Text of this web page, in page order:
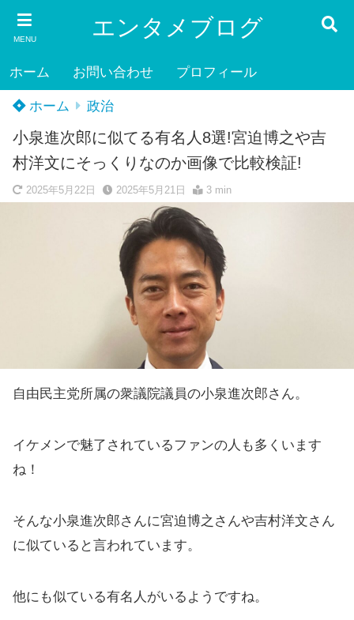
MENU エンタメブログ
ホーム お問い合わせ プロフィール
ホーム 政治
小泉進次郎に似てる有名人8選!宮迫博之や吉
村洋文にそっくりなのか画像で比較検証!
2025年5月22日 2025年5月21日 3 min
自由民主党所属の衆議院議員の小泉進次郎さん。
イケメンで魅了されているファンの人も多くいます
ね！
そんな小泉進次郎さんに宮迫博之さんや吉村洋文さん
に似ていると言われています。
他にも似ている有名人がいるようですね。